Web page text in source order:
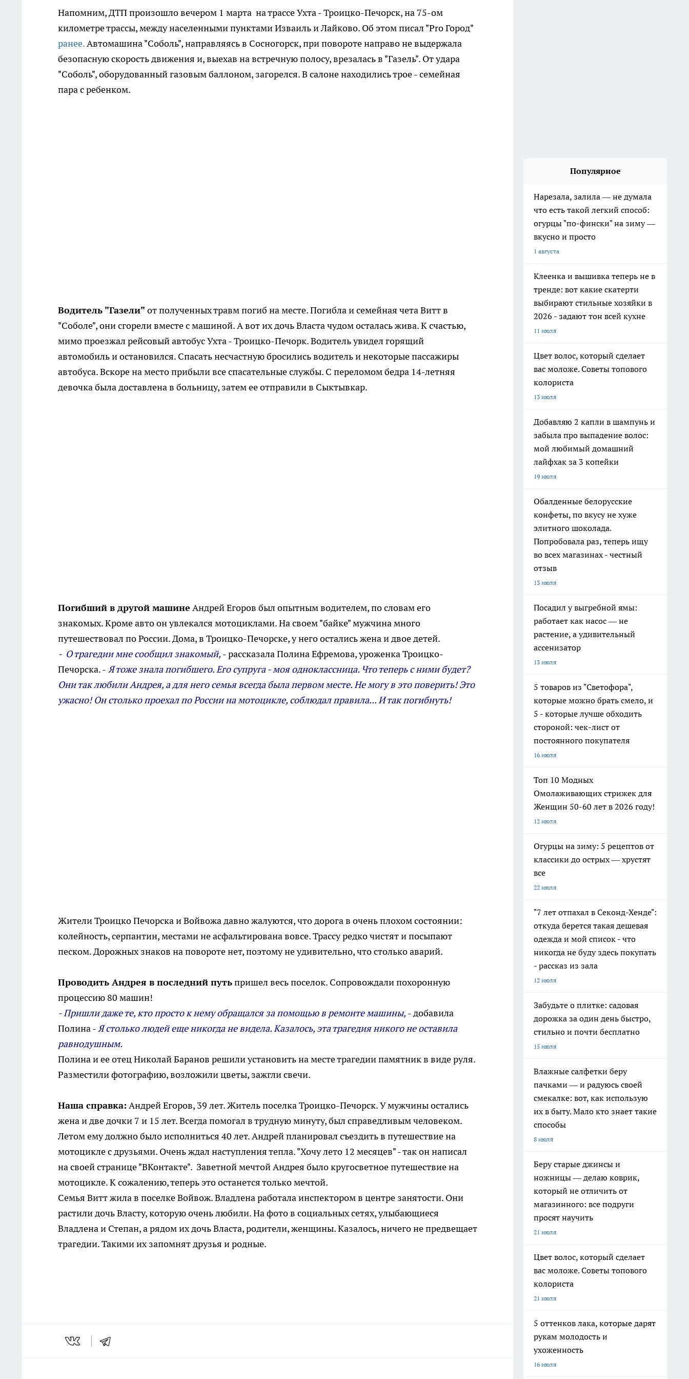
Напомним, ДТП произошло вечером 1 марта на трассе Ухта - Троицко-Печорск, на 75-ом
километре трассы, между населенными пунктами Изваиль и Лайково. Об этом писал "Pro Город"
ранее.Автомашина "Соболь", направляясь в Сосногорск, при повороте направо не выдержала
безопасную скорость движения и, выехав на встречную полосу, врезалась в "Газель". От удара
"Соболь", оборудованный газовым баллоном, загорелся. В салоне находились трое - семейная
пара с ребенком.
Водитель "Газели" от полученных травм погиб на месте. Погибла и семейная чета Витт в
"Соболе", они сгорели вместе с машиной. А вот их дочь Власта чудом осталась жива. К счастью,
мимо проезжал рейсовый автобус Ухта - Троицко-Печорк. Водитель увидел горящий
автомобиль и остановился. Спасать несчастную бросились водитель и некоторые пассажиры
автобуса. Вскоре на место прибыли все спасательные службы. С переломом бедра 14-летняя
девочка была доставлена в больницу, затем ее отправили в Сыктывкар.
Погибший в другой машине Андрей Егоров был опытным водителем, по словам его
знакомых. Кроме авто он увлекался мотоциклами. На своем "байке" мужчина много
путешествовал по России. Дома, в Троицко-Печорске, у него остались жена и двое детей.
- О трагедии мне сообщил знакомый, - рассказала Полина Ефремова, уроженка Троицко-
Печорска. - Я тоже знала погибшего. Его супруга - моя одноклассница. Что теперь с ними будет?
Они так любили Андрея, а для него семья всегда была первом месте. Не могу в это поверить! Это
ужасно! Он столько проехал по России на мотоцикле, соблюдал правила... И так погибнуть!
Жители Троицко Печорска и Войвожа давно жалуются, что дорога в очень плохом состоянии:
колейность, серпантин, местами не асфальтирована вовсе. Трассу редко чистят и посыпают
песком. Дорожных знаков на повороте нет, поэтому не удивительно, что столько аварий.
Проводить Андрея в последний путьпришел весь поселок. Сопровождали похоронную
процессию 80 машин!
- Пришли даже те, кто просто к нему обращался за помощью в ремонте машины, - добавила
Полина -Я столько людей еще никогда не видела. Казалось, эта трагедия никого не оставила
равнодушным.
Полина и ее отец Николай Баранов решили установить на месте трагедии памятник в виде руля.
Разместили фотографию, возложили цветы, зажгли свечи.
Наша справка: Андрей Егоров, 39 лет. Житель поселка Троицко-Печорск. У мужчины остались
жена и две дочки 7 и 15 лет. Всегда помогал в трудную минуту, был справедливым человеком.
Летом ему должно было исполниться 40 лет. Андрей планировал съездить в путешествие на
мотоцикле с друзьями. Очень ждал наступления тепла. "Хочу лето 12 месяцев" - так он написал
на своей странице "ВКонтакте". Заветной мечтой Андрея было кругосветное путешествие на
мотоцикле. К сожалению, теперь это останется только мечтой.
Семья Витт жила в поселке Войвож. Владлена работала инспектором в центре занятости. Они
растили дочь Власту, которую очень любили. На фото в социальных сетях, улыбающиеся
Владлена и Степан, а рядом их дочь Власта, родители, женщины. Казалось, ничего не предвещает
трагедии. Такими их запомнят друзья и родные.
Популярное
Нарезала, залила — не думала
что есть такой легкий способ:
огурцы "по-фински" на зиму —
вкусно и просто
1 августа
Клеенка и вышивка теперь не в
тренде: вот какие скатерти
выбирают стильные хозяйки в
2026 - задают тон всей кухне
11 июля
Цвет волос, который сделает
вас моложе. Советы топового
колориста
13 июля
Добавляю 2 капли в шампунь и
забыла про выпадение волос:
мой любимый домашний
лайфхак за 3 копейки
19 июля
Обалденные белорусские
конфеты, по вкусу не хуже
элитного шоколада.
Попробовала раз, теперь ищу
во всех магазинах - честный
отзыв
13 июля
Посадил у выгребной ямы:
работает как насос — не
растение, а удивительный
ассенизатор
13 июля
5 товаров из "Светофора",
которые можно брать смело, и
5 - которые лучше обходить
стороной: чек-лист от
постоянного покупателя
16 июля
Топ 10 Модных
Омолаживающих стрижек для
Женщин 50-60 лет в 2026 году!
12 июля
Огурцы на зиму: 5 рецептов от
классики до острых — хрустят
все
22 июля
"7 лет отпахал в Секонд-Хенде":
откуда берется такая дешевая
одежда и мой список - что
никогда не буду здесь покупать
- рассказ из зала
12 июля
Забудьте о плитке: садовая
дорожка за один день быстро,
стильно и почти бесплатно
15 июля
Влажные салфетки беру
пачками — и радуюсь своей
смекалке: вот, как использую
их в быту. Мало кто знает такие
способы
8 июля
Беру старые джинсы и
ножницы — делаю коврик,
который не отличить от
магазинного: все подруги
просят научить
21 июля
Цвет волос, который сделает
вас моложе. Советы топового
колориста
21 июля
5 оттенков лака, которые дарят
рукам молодость и
ухоженность
16 июля